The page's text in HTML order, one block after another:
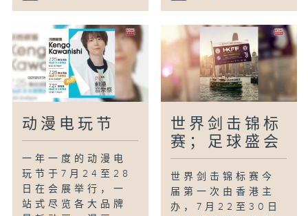
动漫电玩节
一年一度的动漫电
玩节于7月24至28
日在会展举行，一
站式尽览各大品牌
世界剑击锦标
赛；足球盛会
世界剑击锦标赛今
届第一次由香港主
办，7月22至30日